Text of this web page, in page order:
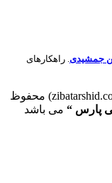
جمشیدی . راهکارهای
کلیه حقوق مادی و معنوی این وب سایت (zibatarshid.com) محفوظ
پارس “ می باشد